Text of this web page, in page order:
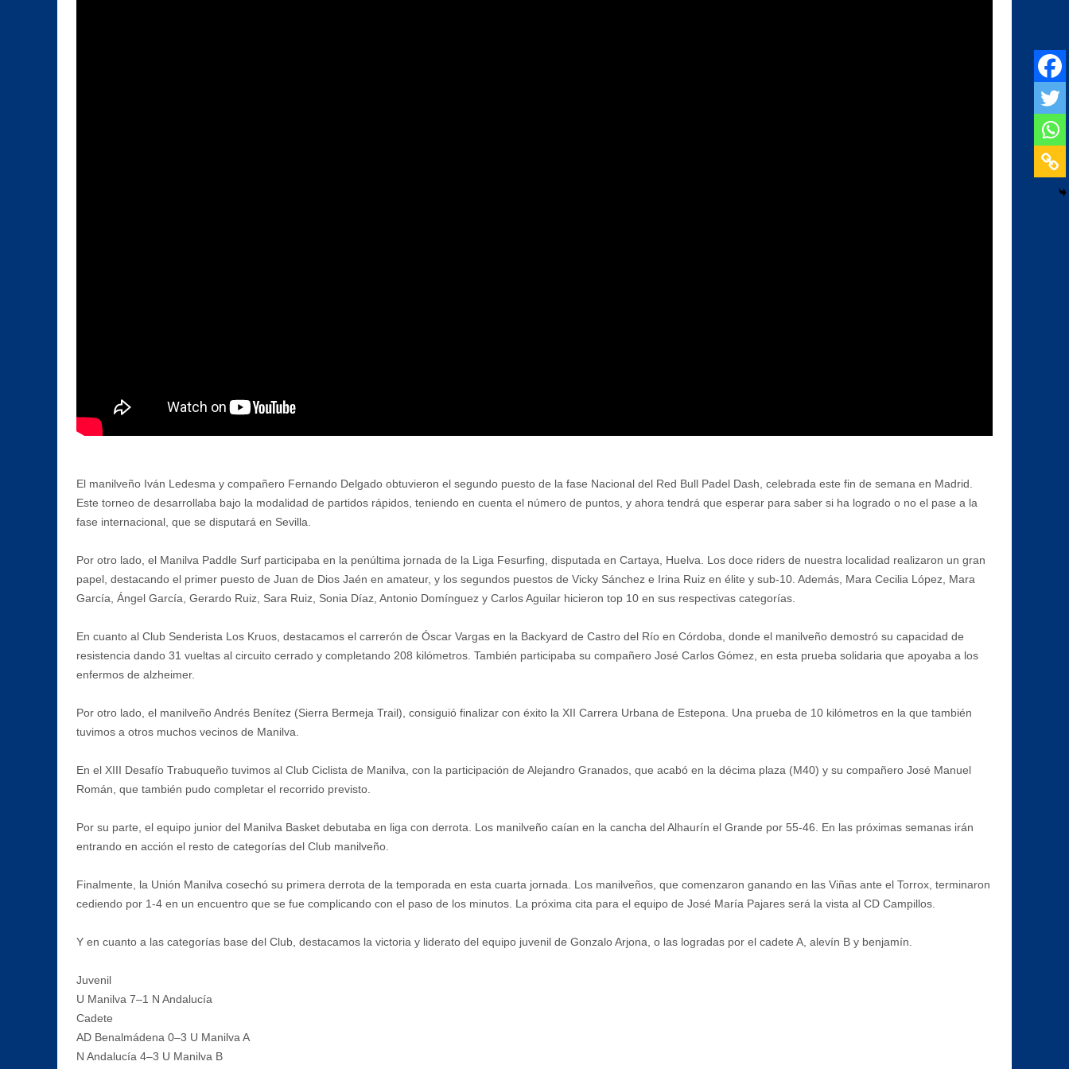
El manilveño Iván Ledesma y compañero Fernando Delgado obtuvieron el segundo puesto de la fase Nacional del Red Bull Padel Dash, celebrada este fin de semana en Madrid.
Este torneo de desarrollaba bajo la modalidad de partidos rápidos, teniendo en cuenta el número de puntos, y ahora tendrá que esperar para saber si ha logrado o no el pase a la
fase internacional, que se disputará en Sevilla.
Por otro lado, el Manilva Paddle Surf participaba en la penúltima jornada de la Liga Fesurfing, disputada en Cartaya, Huelva. Los doce riders de nuestra localidad realizaron un gran
papel, destacando el primer puesto de Juan de Dios Jaén en amateur, y los segundos puestos de Vicky Sánchez e Irina Ruiz en élite y sub-10. Además, Mara Cecilia López, Mara
García, Ángel García, Gerardo Ruiz, Sara Ruiz, Sonia Díaz, Antonio Domínguez y Carlos Aguilar hicieron top 10 en sus respectivas categorías.
En cuanto al Club Senderista Los Kruos, destacamos el carrerón de Óscar Vargas en la Backyard de Castro del Río en Córdoba, donde el manilveño demostró su capacidad de
resistencia dando 31 vueltas al circuito cerrado y completando 208 kilómetros. También participaba su compañero José Carlos Gómez, en esta prueba solidaria que apoyaba a los
enfermos de alzheimer.
Por otro lado, el manilveño Andrés Benítez (Sierra Bermeja Trail), consiguió finalizar con éxito la XII Carrera Urbana de Estepona. Una prueba de 10 kilómetros en la que también
tuvimos a otros muchos vecinos de Manilva.
En el XIII Desafío Trabuqueño tuvimos al Club Ciclista de Manilva, con la participación de Alejandro Granados, que acabó en la décima plaza (M40) y su compañero José Manuel
Román, que también pudo completar el recorrido previsto.
Por su parte, el equipo junior del Manilva Basket debutaba en liga con derrota. Los manilveño caían en la cancha del Alhaurín el Grande por 55-46. En las próximas semanas irán
entrando en acción el resto de categorías del Club manilveño.
Finalmente, la Unión Manilva cosechó su primera derrota de la temporada en esta cuarta jornada. Los manilveños, que comenzaron ganando en las Viñas ante el Torrox, terminaron
cediendo por 1-4 en un encuentro que se fue complicando con el paso de los minutos. La próxima cita para el equipo de José María Pajares será la vista al CD Campillos.
Y en cuanto a las categorías base del Club, destacamos la victoria y liderato del equipo juvenil de Gonzalo Arjona, o las logradas por el cadete A, alevín B y benjamín.
Juvenil
U Manilva 7–1 N Andalucía
Cadete
AD Benalmádena 0–3 U Manilva A
N Andalucía 4–3 U Manilva B